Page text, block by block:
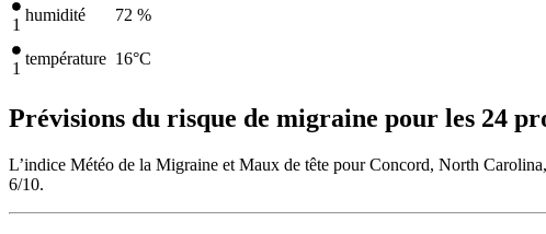
1
humidité 72 %
1
température 16°C
Prévisions du risque de migraine pour les 24
L’indice Météo de la Migraine et Maux de tête pour Concord, North
6/10.